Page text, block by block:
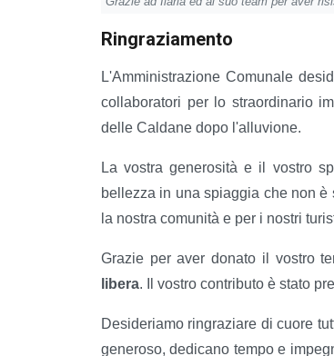
Ringraziamento
L'Amministrazione Comunale
collaboratori per lo straordinario
delle Caldane dopo l'alluvione.
La vostra generosità e il vostro
bellezza in una spiaggia che non
la nostra comunità e per i nostri
Grazie per aver donato il vostro
libera. Il vostro contributo è stato
Desideriamo ringraziare di cuore
generoso, dedicano tempo e